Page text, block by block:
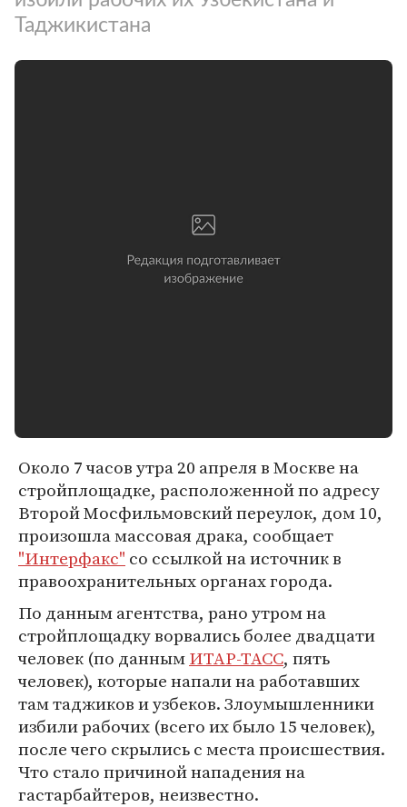
Таджикистана
Около 7 часов утра 20 апреля в Москве на
стройплощадке, расположенной по адресу
Второй Мосфильмовский переулок, дом 10,
произошла массовая драка, сообщает
"Интерфакс" со ссылкой на источник в
правоохранительных органах города.
По данным агентства, рано утром на
стройплощадку ворвались более двадцати
человек (по даннымИТАР-ТАСС, пять
человек), которые напали на работавших
там таджиков и узбеков. Злоумышленники
избили рабочих (всего их было 15 человек),
после чего скрылись с места происшествия.
Что стало причиной нападения на
гастарбайтеров, неизвестно.